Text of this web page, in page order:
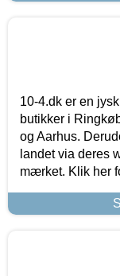
10-4.dk er en
butikker i
og Aarhus.
landet via deres
mærket. Klik her